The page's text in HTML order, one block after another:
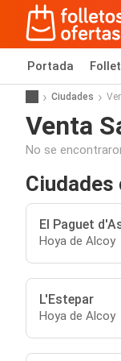
Portada
Ciudades
Venta
No se
Ciudades
El Paguet
Hoya de Alcoy
L'Estepar
Hoya de Alcoy